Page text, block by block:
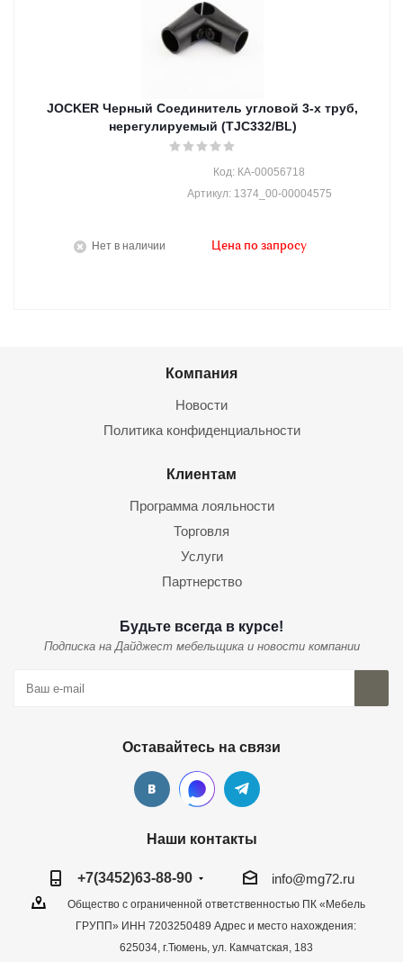
JOCKER Черный Соединитель угловой 3-х труб,
нерегулируемый (TJC332/BL)
Нет в наличии
Код: КА-00056718
Артикул: 1374_00-00004575
Цена по запросу
Компания
Новости
Политика конфиденциальности
Клиентам
Программа лояльности
Торговля
Услуги
Партнерство
Будьте всегда в курсе!
Подписка на Дайджест мебельщика и новости компании
Оставайтесь на связи
Наши контакты
+7(3452)63-88-90 info@mg72.ru
Общество с ограниченной ответственностью ПК «Мебель
ГРУПП» ИНН 7203250489 Адрес и место нахождения:
625034, г.Тюмень, ул. Камчатская, 183